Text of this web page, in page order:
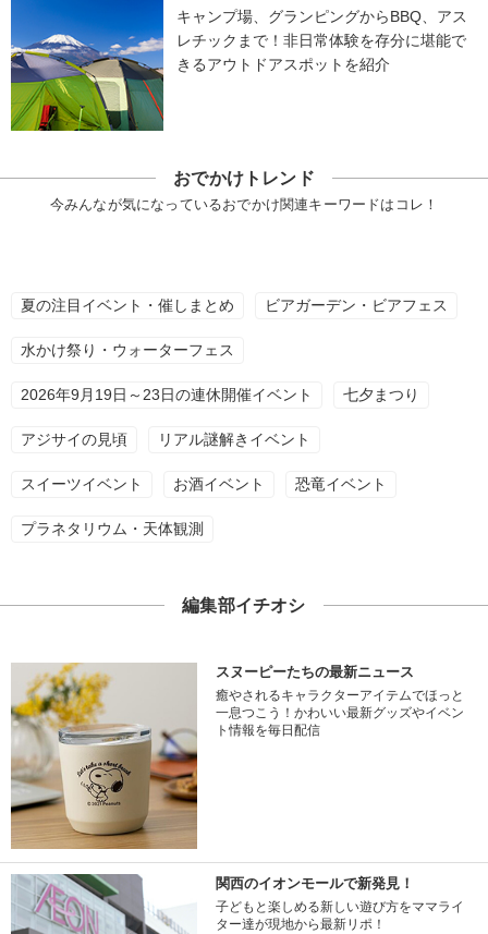
キャンプ場、グランピングからBBQ、アス
レチックまで！非日常体験を存分に堪能で
きるアウトドアスポットを紹介
おでかけトレンド
今みんなが気になっているおでかけ関連キーワードはコレ！
夏の注目イベント・催しまとめ ビアガーデン・ビアフェス
水かけ祭り・ウォーターフェス
2026年9月19日～23日の連休開催イベント 七夕まつり
アジサイの見頃 リアル謎解きイベント
スイーツイベント お酒イベント 恐竜イベント
プラネタリウム・天体観測
編集部イチオシ
スヌーピーたちの最新ニュース
癒やされるキャラクターアイテムでほっと
一息つこう！かわいい最新グッズやイベン
ト情報を毎日配信
関西のイオンモールで新発見！
子どもと楽しめる新しい遊び方をママライ
ター達が現地から最新リポ！